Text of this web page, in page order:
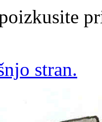
stran.